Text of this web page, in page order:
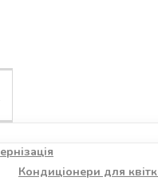
Кондиціонери для